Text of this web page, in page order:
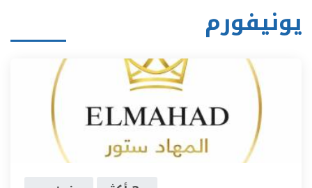
يونيفورم